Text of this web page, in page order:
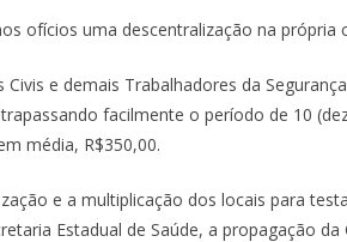
ofícios uma descentralização na própria
Civis e demais Trabalhadores da
facilmente o período de 10
média, R$350,00.
e a multiplicação dos locais para
Estadual de Saúde, a propagação